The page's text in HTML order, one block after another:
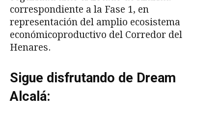
correspondiente a la Fase 1, en
representación del amplio ecosistema
económicoproductivo del Corredor del
Henares.
Sigue disfrutando de Dream
Alcalá: